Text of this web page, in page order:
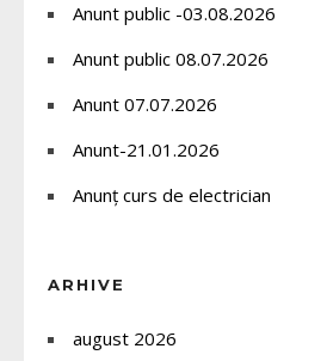
Anunt public -03.08.2026
Anunt public 08.07.2026
Anunt 07.07.2026
Anunt-21.01.2026
Anunț curs de electrician
ARHIVE
august 2026